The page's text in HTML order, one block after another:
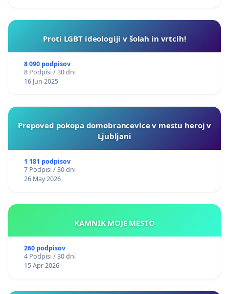
Proti LGBT ideologiji v šolah in vrtcih!
8 090 podpisov
8 Podpisi / 30 dni
16 Jun 2025
Prepoved pokopa domobrancevlce v mestu heroj v
Ljubljani
1 181 podpisov
7 Podpisi / 30 dni
26 May 2026
KAMNIK MOJE MESTO
260 podpisov
4 Podpisi / 30 dni
15 Apr 2026